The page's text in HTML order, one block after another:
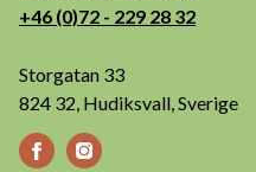
+46 (0)72 - 229 28 32
Storgatan 33
824 32, Hudiksvall, Sverige